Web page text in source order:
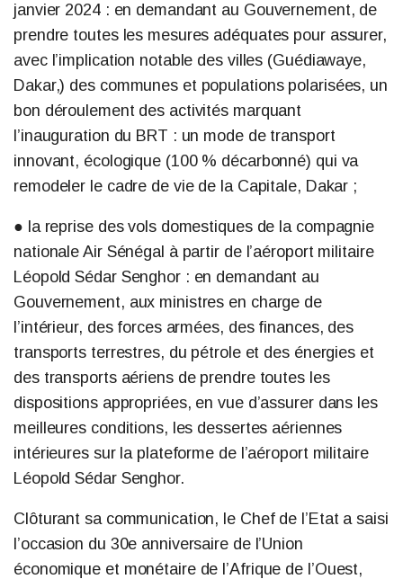
janvier 2024 : en demandant au Gouvernement, de
prendre toutes les mesures adéquates pour assurer,
avec l’implication notable des villes (Guédiawaye,
Dakar,) des communes et populations polarisées, un
bon déroulement des activités marquant
l’inauguration du BRT : un mode de transport
innovant, écologique (100 % décarbonné) qui va
remodeler le cadre de vie de la Capitale, Dakar ;
● la reprise des vols domestiques de la compagnie
nationale Air Sénégal à partir de l’aéroport militaire
Léopold Sédar Senghor : en demandant au
Gouvernement, aux ministres en charge de
l’intérieur, des forces armées, des finances, des
transports terrestres, du pétrole et des énergies et
des transports aériens de prendre toutes les
dispositions appropriées, en vue d’assurer dans les
meilleures conditions, les dessertes aériennes
intérieures sur la plateforme de l’aéroport militaire
Léopold Sédar Senghor.
Clôturant sa communication, le Chef de l’Etat a saisi
l’occasion du 30e anniversaire de l’Union
économique et monétaire de l’Afrique de l’Ouest,